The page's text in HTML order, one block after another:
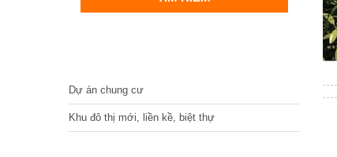
Dự án chung cư
Khu đô thị mới, liền kề, biệt thự